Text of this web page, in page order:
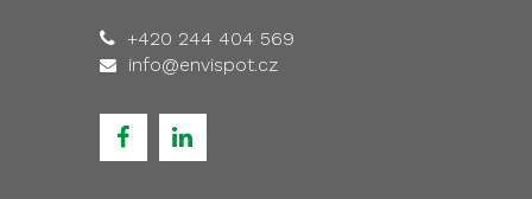
+420 244 404 569
info@envispot.cz